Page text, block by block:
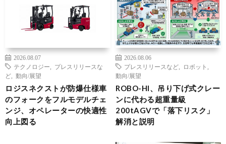
2026.08.07
テクノロジー
プレスリリースな
ど
動向/展望
ロジスネクストが防爆仕様車
のフォークをフルモデルチェ
ンジ、オペレーターの快適性
向上図る
2026.08.06
プレスリリースなど
ロボット
動向/展望
ROBO-HI、吊り下げ式クレー
ンに代わる超重量級
200tAGVで「落下リスク」
解消と説明